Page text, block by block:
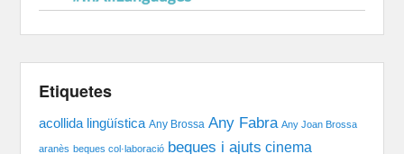
Etiquetes
acollida lingüística Any Brossa Any Fabra Any Joan Brossa
aranès beques col·laboració beques i ajuts cinema